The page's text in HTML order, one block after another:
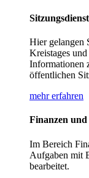
Hier gelangen
Kreistages
Informationen
öffentlichen
mehr erfahren
Finanzen
Im Bereich
Aufgaben mit
bearbeitet.